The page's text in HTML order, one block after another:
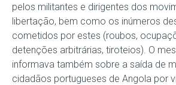
pelos militantes e dirigentes dos
libertação, bem como os inúmeros
cometidos por estes (roubos,
detenções arbitrárias, tiroteios). O
informava também sobre a saída de
cidadãos portugueses de Angola por